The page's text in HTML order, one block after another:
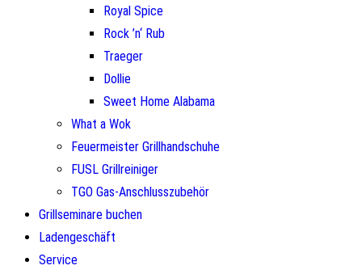
Royal Spice
Rock ’n‘ Rub
Traeger
Dollie
Sweet Home Alabama
What a Wok
Feuermeister Grillhandschuhe
FUSL Grillreiniger
TGO Gas-Anschlusszubehör
Grillseminare buchen
Ladengeschäft
Service